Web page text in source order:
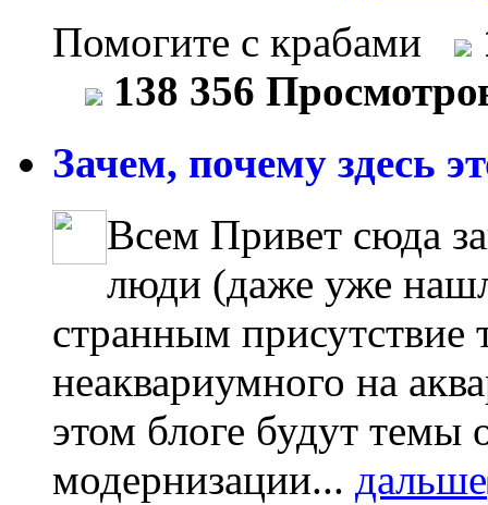
Помогите с крабами
138 356
Зачем, почему здесь
Всем Привет сюда
люди (даже уже
странным присутствие
неаквариумного на
этом блоге будут темы
модернизации... дальше